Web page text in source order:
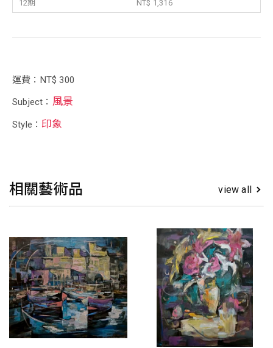
12期
NT$ 1,316
運費：NT$ 300
Subject： 風景
Style： 印象
相關藝術品 view all